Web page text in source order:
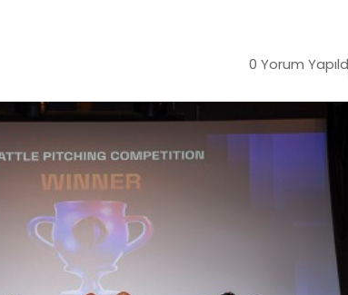
0 Yorum